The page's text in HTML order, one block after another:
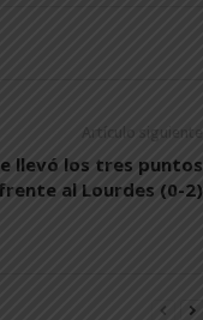
Artículo siguiente
llevó los tres puntos
frente al Lourdes (0-2)